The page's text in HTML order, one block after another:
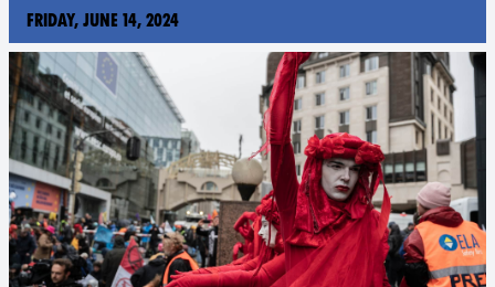
Friday, June 14, 2024